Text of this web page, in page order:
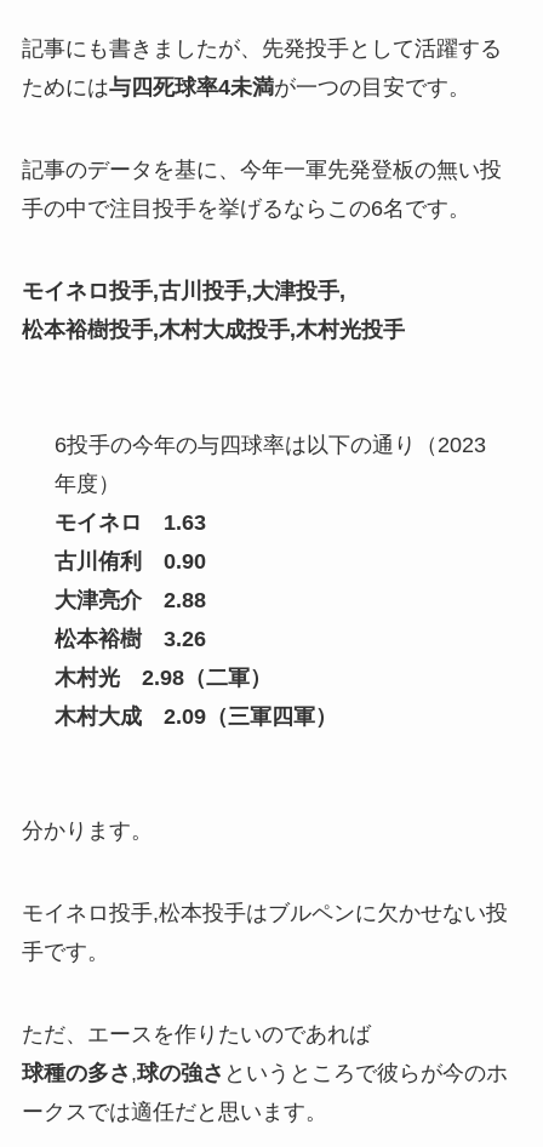
記事にも書きましたが、先発投手として活躍する
ためには与四死球率4未満が一つの目安です。
記事のデータを基に、今年一軍先発登板の無い投
手の中で注目投手を挙げるならこの6名です。
モイネロ投手,古川投手,大津投手,
松本裕樹投手,木村大成投手,木村光投手
6投手の今年の与四球率は以下の通り（2023
年度）
モイネロ 1.63
古川侑利 0.90
大津亮介 2.88
松本裕樹 3.26
木村光 2.98（二軍）
木村大成 2.09（三軍四軍）
分かります。
モイネロ投手,松本投手はブルペンに欠かせない投
手です。
ただ、エースを作りたいのであれば
球種の多さ ,球の強さ というところで彼らが今のホ
ークスでは適任だと思います。